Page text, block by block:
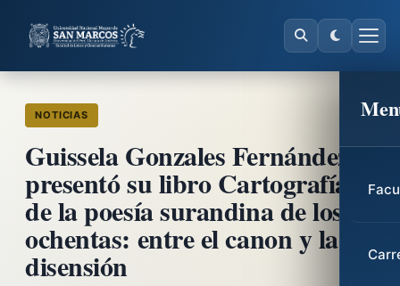
NOTICIAS
Guissela Gonzales Fernández
presentó su libro Cartografía
de la poesía surandina de los
ochentas: entre el canon y la
disensión